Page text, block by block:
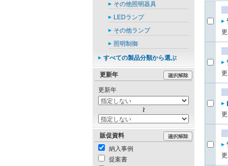
その他照明器具
LEDランプ
その他ランプ
照明制御
すべての製品分類から選ぶ
更新年
更新年
販促資料
納入事例
提案書